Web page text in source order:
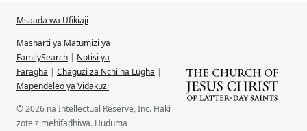
Msaada wa Ufikiaji
Masharti ya Matumizi ya
FamilySearch | Notisi ya
Faragha | Chaguzi za Nchi na Lugha |
Mapendeleo ya Vidakuzi
© 2026 na Intellectual Reserve, Inc. Haki
zote zimehifadhiwa. Huduma